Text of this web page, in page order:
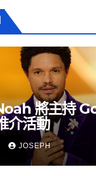
將主持
介活動
JOSEPH